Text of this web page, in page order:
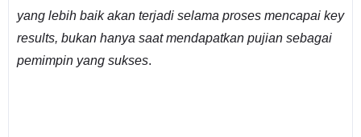
yang lebih baik akan terjadi selama proses mencapai key
results, bukan hanya saat mendapatkan pujian sebagai
pemimpin yang sukses.